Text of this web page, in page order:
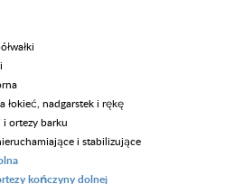
łokieć, nadgarstek i rękę
ortezy barku
i stabilizujące
kończyny dolnej